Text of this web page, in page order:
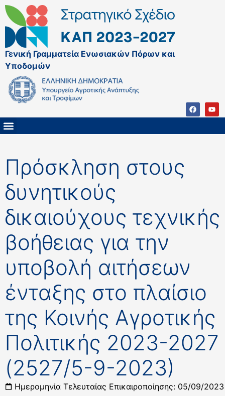
Γενική Γραμματεία Ενωσιακών Πόρων και
Υποδομών
Πρόσκληση στους
δυνητικούς
δικαιούχους τεχνικής
βοήθειας για την
υποβολή αιτήσεων
ένταξης στο πλαίσιο
της Κοινής Αγροτικής
Πολιτικής 2023-2027
(2527/5-9-2023)
Ημερομηνία Τελευταίας Επικαιροποίησης: 05/09/2023